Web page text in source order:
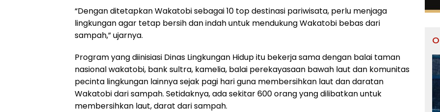
“Dengan ditetapkan Wakatobi sebagai 10 top destinasi pariwisata, perlu menjaga
lingkungan agar tetap bersih dan indah untuk mendukung Wakatobi bebas dari
sampah,” ujarnya.
Program yang diinisiasi Dinas Lingkungan Hidup itu bekerja sama dengan balai taman
nasional wakatobi, bank sultra, kamelia, balai perekayasaan bawah laut dan komunitas
pecinta lingkungan lainnya sejak pagi hari guna membersihkan laut dan daratan
Wakatobi dari sampah. Setidaknya, ada sekitar 600 orang yang dilibatkan untuk
membersihkan laut, darat dari sampah.